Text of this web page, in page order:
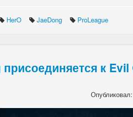
HerO JaeDong ProLeague
к